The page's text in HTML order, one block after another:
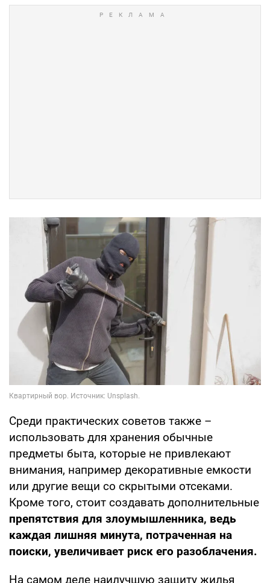
Среди практических советов также –
использовать для хранения обычные
предметы быта, которые не привлекают
внимания, например декоративные емкости
или другие вещи со скрытыми отсеками.
Кроме того, стоит создавать дополнительные
препятствия для злоумышленника, ведь
каждая лишняя минута, потраченная на
поиски, увеличивает риск его разоблачения.
На самом деле наилучшую защиту жилья